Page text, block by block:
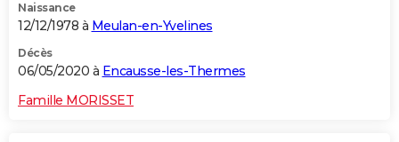
Naissance
12/12/1978 à Meulan-en-Yvelines
Décès
06/05/2020 à Encausse-les-Thermes
Famille MORISSET